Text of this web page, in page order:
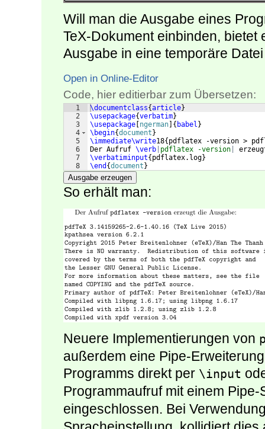
Will man die Ausgabe eines
TeX-Dokument einbinden,
Ausgabe in eine temporäre
Open in Online-Editor
Code, hier editierbar zum Übersetzen:
1
2
3
4
5
6
7
8
\documentclass{article}
\usepackage{verbatim}
\usepackage ngerman { babel }
\begin{document }
\immediate\write18{ pdflatex -version >
Der Aufruf \verb pdflatex -version
\verbatiminput{ pdflatex.log}
\end {document }
Ausgabe erzeugen
So erhält man:
Neuere Implementierungen von
außerdem eine Pipe-
Programms direkt per \input
Programmaufruf mit einem
eingeschlossen. Bei